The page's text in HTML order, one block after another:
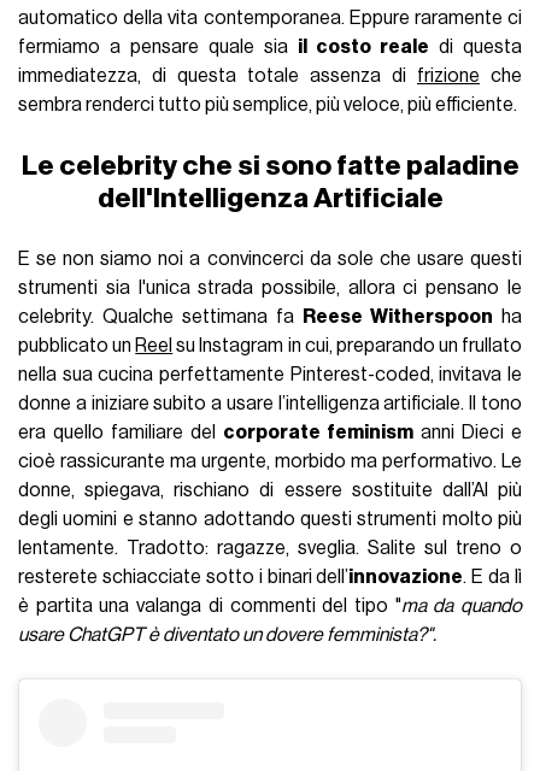
automatico della vita contemporanea. Eppure raramente ci
fermiamo a pensare quale sia il costo reale di questa
immediatezza, di questa totale assenza di frizione che
sembra renderci tutto più semplice, più veloce, più efficiente.
Le celebrity che si sono fatte paladine
dell'Intelligenza Artificiale
E se non siamo noi a convincerci da sole che usare questi
strumenti sia l'unica strada possibile, allora ci pensano le
celebrity. Qualche settimana fa
Reese Witherspoon ha
pubblicato un Reel su Instagram in cui, preparando un frullato
nella sua cucina perfettamente Pinterest-coded, invitava le
donne a iniziare subito a usare l’intelligenza artificiale. Il tono
era quello familiare del corporate feminism anni Dieci e
cioè rassicurante ma urgente, morbido ma performativo. Le
donne, spiegava, rischiano di essere sostituite dall’AI più
degli uomini e stanno adottando questi strumenti molto più
lentamente. Tradotto: ragazze, sveglia. Salite sul treno o
resterete schiacciate sotto i binari dell’innovazione. E da lì
è partita una valanga di commenti del tipo "ma da quando
usare ChatGPT è diventato un dovere femminista?".